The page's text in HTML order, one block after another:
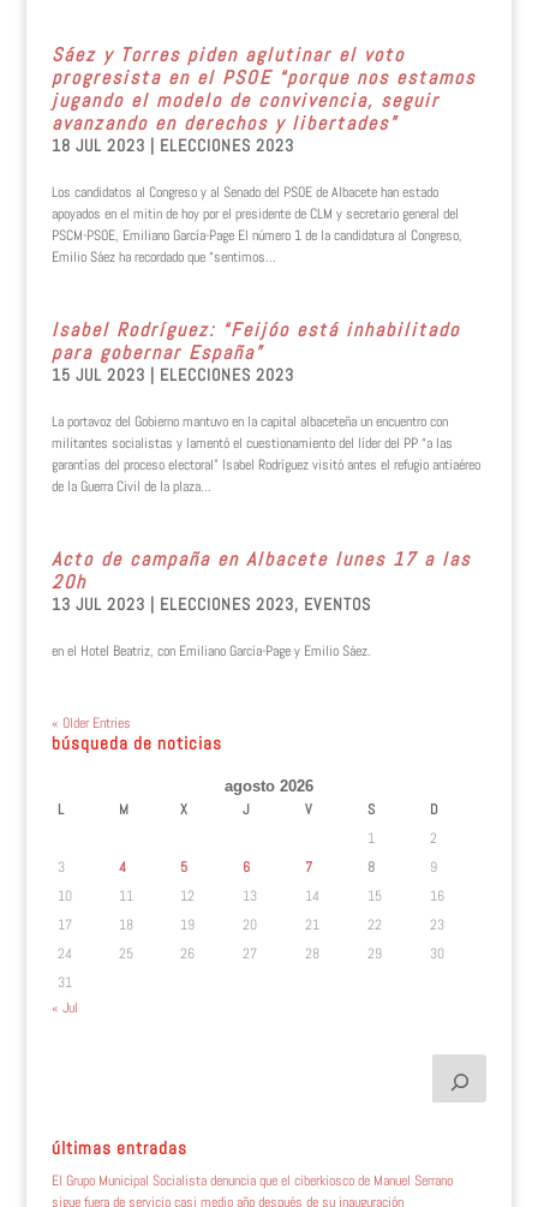
Sáez y Torres piden aglutinar el voto
progresista en el PSOE “porque nos estamos
jugando el modelo de convivencia, seguir
avanzando en derechos y libertades”
18 JUL 2023 | ELECCIONES 2023
Los candidatos al Congreso y al Senado del PSOE de Albacete han estado
apoyados en el mitin de hoy por el presidente de CLM y secretario general del
PSCM-PSOE, Emiliano García-Page El número 1 de la candidatura al Congreso,
Emilio Sáez ha recordado que “sentimos...
Isabel Rodríguez: “Feijóo está inhabilitado
para gobernar España”
15 JUL 2023 | ELECCIONES 2023
La portavoz del Gobierno mantuvo en la capital albaceteña un encuentro con
militantes socialistas y lamentó el cuestionamiento del líder del PP “a las
garantías del proceso electoral” Isabel Rodríguez visitó antes el refugio antiaéreo
de la Guerra Civil de la plaza...
Acto de campaña en Albacete lunes 17 a las
20h
13 JUL 2023 | ELECCIONES 2023, EVENTOS
en el Hotel Beatriz, con Emiliano García-Page y Emilio Sáez.
« Older Entries
búsqueda de noticias
agosto 2026
L M X J V S
D
1
2
3
4 5 6 7 8
9
10
11 12 13 14 15
16
17
18 19 20 21 22
23
24
25 26 27 28 29
30
31
« Jul
últimas entradas
El Grupo Municipal Socialista denuncia que el ciberkiosco de Manuel Serrano
sigue fuera de servicio casi medio año después de su inauguración